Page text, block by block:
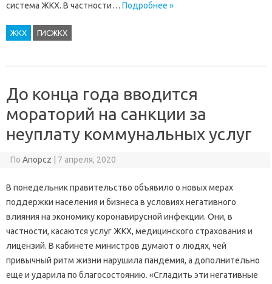
система ЖКХ. В частности… Подробнее »
ЖКХ ГИСЖКХ
До конца года вводится
мораторий на санкции за
неуплату коммунальных услуг
По Anopcz 7 апреля, 2020
В понедельник правительство объявило о новых мерах
поддержки населения и бизнеса в условиях негативного
влияния на экономику коронавирусной инфекции. Они, в
частности, касаются услуг ЖКХ, медицинского страхования и
лицензий. В кабинете министров думают о людях, чей
привычный ритм жизни нарушила пандемия, а дополнительно
еще и ударила по благосостоянию. «Сгладить эти негативные